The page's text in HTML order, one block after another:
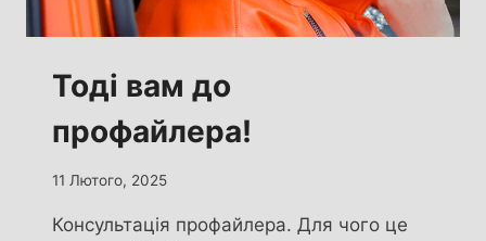
Тоді вам до
профайлера!
11 Лютого, 2025
Консультація профайлера. Для чого це